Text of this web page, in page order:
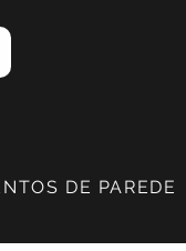
DE PAREDE